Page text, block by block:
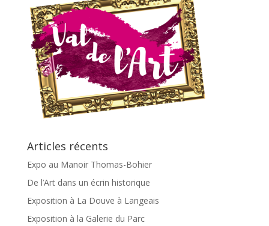
Articles récents
Expo au Manoir Thomas-Bohier
De l’Art dans un écrin historique
Exposition à La Douve à Langeais
Exposition à la Galerie du Parc